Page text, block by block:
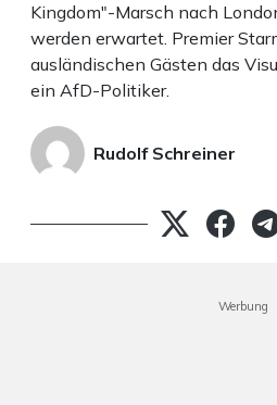
Kingdom"-Marsch nach
werden erwartet. Premier
ausländischen Gästen das
ein AfD-Politiker.
Rudolf Schreiner
Werbung